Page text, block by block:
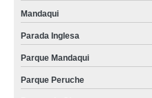
Mandaqui
Parada Inglesa
Parque Mandaqui
Parque Peruche